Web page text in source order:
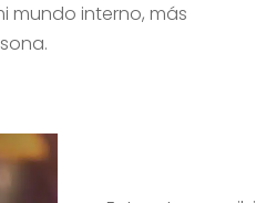
mundo interno, más